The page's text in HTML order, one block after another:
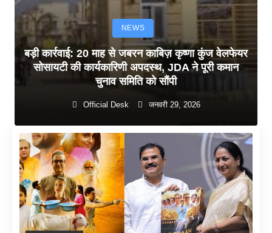
NEWS
बड़ी कार्रवाई: 20 माह से जबरन काबिज़ कृष्णा कुंज वेलफेयर
सोसायटी की कार्यकारिणी अपदस्थ, JDA ने पूरी कमान
चुनाव समिति को सौंपी
Official Desk जनवरी 29, 2026